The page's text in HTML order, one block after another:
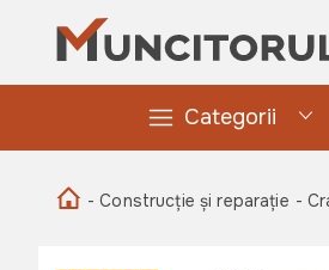
Categorii
- Construcție și reparație -